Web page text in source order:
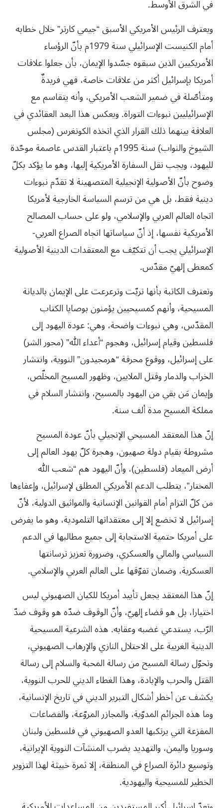
في الشرق الأوسط.
ويعترف الرئيس الأمريكي الأسبق “جيمي كارتر” خلال خطابه
أمام الكنيست الإسرائيلي سنة 1979م بأنّ الرؤساء
الأمريكيين الذين سبقوه جسّدوا الإيمان، بأن جعلوا علاقات
أمريكا بإسرائيل أكثر من علاقات خاصة، فهي فريدةٌ
ومتأصّلة في ضمير الشعب الأمريكي، وأنه يتقاسم مع
الإسرائيليين نبوءات التوراة. ويعكس هذا البعد العقائدي في
العلاقة بينهما ذلك القرار الذي اتخذه الكونغرس (مجلس
الشيوخ والنواب) سنة 1995م باعتبار القدس عاصمة موحّدة
لليهود، ويجب نقل السفارة الأمريكية إليها، وهو ما يؤكد بكلّ
وضوح بأنّ الأصولية الإنجيلية المتصهينة لا تقدّم نبوءات
دينية فقط، بل هي من ترسم السياسة الخارجية لأمريكا
اتجاه العالم العربي والإسلامي، ولو على حساب المصالح
الأمريكية نفسها، إذ أنّ سياساتها اتجاه الصراع العربي-
الإسرائيلي يجب أن تتكيّف مع المعتقدات الدينية الأصولية
كمعطى إلهيّ مقدّس.
وتعترف الكاتبة بأنها تربّت وترعرعت على الإيمان بالديانة
المسيحية، وأنهم كمسيحيين يؤمنون بوصايا الكتاب
المقدّس، وهي نبوءات واضحة، وهي: عودة اليهود إلى
فلسطين وقيام إسرائيل، وهجوم “أعداء الله” (محور الشر)
على إسرائيل، ووقوع محرقة “هرمجيدون” النووية، وانتشار
الخراب والدمار وقتل الملايين، وظهور المسيح المخلّص،
وإيمان مَن بقي من اليهود بالمسيح، وانتشار السلام في
مملكة المسيح مدة ألف سنة.
إنّ هذا المعتقد المسيحي الإنجيلي بأنّ عودة المسيح
مشروطة بقيام دولة صهيون، وهجرة كلّ يهود العالم إلى
أرض الميعاد (فلسطين)، وأنّ اليهود هم “شعب الله
المختار”، يتطلب الدعم الأمريكي المطلق لإسرائيل، وإعفاءها
من كلّ التزام أمام القوانين الإنسانية والمواثيق الدولية، لأنّ
إسرائيل لا تخضع إلا إلى معتقداتها التلمودية، وهو ما يفرض
على أمريكا حتمية الاستجابة إلى جميع مطالبها في الدعم
السياسي والمالي والعسكري، وضرورة تعزيز ترسانتها
العسكرية، وضمان تفوّقها على العالم العربي والإسلامي.
إنّ هذا المعتقد يجعل تأييد أمريكا للكيان الصهيوني ليس
اختيارا، بل هو قضاء إلهيّ، وأنّ الوقوف ضدّه هو وقوف ضدّ
الرّب، يستدعي غضبه وعقابه. هذه الشرعية المسيحية
الدينية الغربية على الاحتلال النازي والإرهاب الصهيوني،
وتحوّل رسالة المسيح من رسالة المحبة والسلام إلى رسالة
القتل والحرب والإبادة، وهذا الغطاء الديني للحرب النووية،
يكشف عن أخطر أشكال التبرير الديني في تاريخ الإنسانية،
وما هذه الجرائم المدوّية، والمجازر المروّعة، والفضاعات
المفزعة التي يرتكبها العدو الصهيوني في فلسطين ولبنان
وسوريا واليمن، والتهديد بضرب المنشآت النووية الإيرانية،
وتوسيع دائرة الصراع في المنطقة، إلا ثمرة خبيثة لهذا التزوير
الخطير للمسيحية واليهودية.